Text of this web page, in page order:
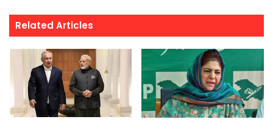
Related Articles